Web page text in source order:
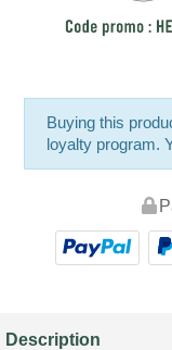
Buying this
loyalty program.
Description